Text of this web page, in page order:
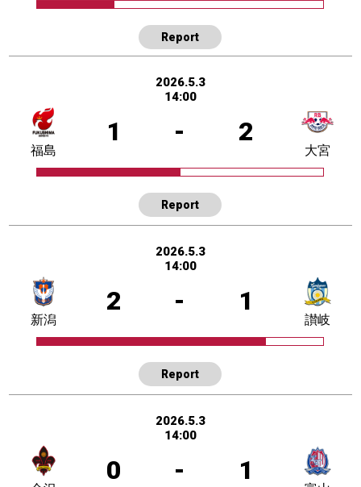
Report
2026.5.3
14:00
1 - 2
福島 大宮
Report
2026.5.3
14:00
2 - 1
新潟 讃岐
Report
2026.5.3
14:00
0 - 1